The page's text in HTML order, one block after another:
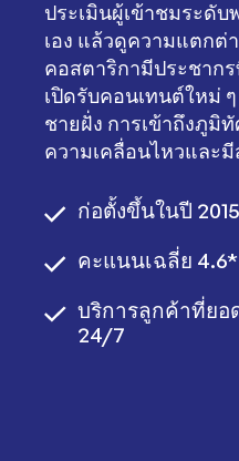
ประเมินผู้เข้าชมระดั
เอง แล้วดูความแตก
คอสตาริกามีประชาก
เปิดรับคอนเทนต์ใหม่
ชายฝั่ง การเข้าถึงภู
ความเคลื่อนไหวและ
ก่อตั้งขึ้นในปี 2015
คะแนนเฉลี่ย 4.6*
บริการลูกค้าที่ยอ
24/7